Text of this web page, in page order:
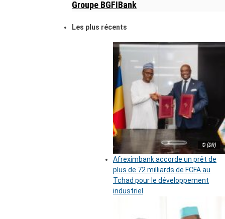
Groupe BGFIBank
Les plus récents
© (DR)
Afreximbank accorde un prêt de
plus de 72 milliards de FCFA au
Tchad pour le développement
industriel